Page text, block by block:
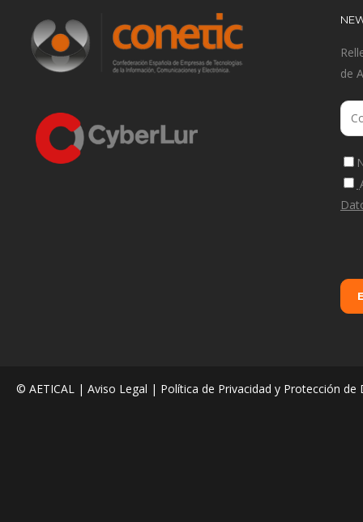
de
© AETICAL | Aviso Legal | Política de Privacidad y Protección de